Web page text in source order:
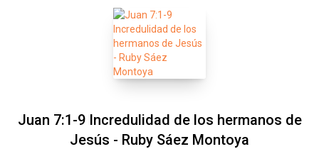
Juan 7:1-9 Incredulidad de los hermanos de
Jesús - Ruby Sáez Montoya